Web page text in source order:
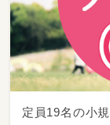
定員19名の小